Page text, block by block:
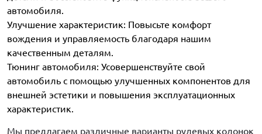
автомобиля.
Улучшение характеристик: Повысьте комфорт
вождения и управляемость благодаря нашим
качественным деталям.
Тюнинг автомобиля: Усовершенствуйте свой
автомобиль с помощью улучшенных компонентов для
внешней эстетики и повышения эксплуатационных
характеристик.
Мы предлагаем различные варианты рулевых колонок